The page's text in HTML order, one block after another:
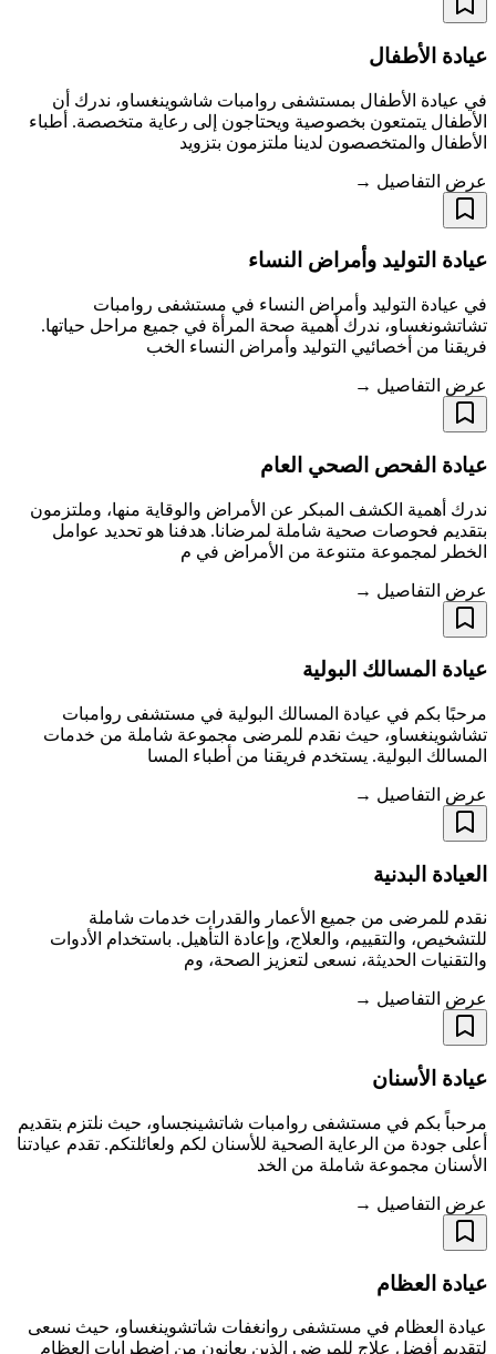
عيادة الأطفال
في عيادة الأطفال بمستشفى روامبات شاشوينغساو، ندرك أن
الأطفال يتمتعون بخصوصية ويحتاجون إلى رعاية متخصصة. أطباء
الأطفال والمتخصصون لدينا ملتزمون بتزويد
عرض التفاصيل →
عيادة التوليد وأمراض النساء
في عيادة التوليد وأمراض النساء في مستشفى روامبات
تشاتشونغساو، ندرك أهمية صحة المرأة في جميع مراحل حياتها.
فريقنا من أخصائيي التوليد وأمراض النساء الخب
عرض التفاصيل →
عيادة الفحص الصحي العام
ندرك أهمية الكشف المبكر عن الأمراض والوقاية منها، وملتزمون
بتقديم فحوصات صحية شاملة لمرضانا. هدفنا هو تحديد عوامل
الخطر لمجموعة متنوعة من الأمراض في م
عرض التفاصيل →
عيادة المسالك البولية
مرحبًا بكم في عيادة المسالك البولية في مستشفى روامبات
تشاشوينغساو، حيث نقدم للمرضى مجموعة شاملة من خدمات
المسالك البولية. يستخدم فريقنا من أطباء المسا
عرض التفاصيل →
العيادة البدنية
نقدم للمرضى من جميع الأعمار والقدرات خدمات شاملة
للتشخيص، والتقييم، والعلاج، وإعادة التأهيل. باستخدام الأدوات
والتقنيات الحديثة، نسعى لتعزيز الصحة، وم
عرض التفاصيل →
عيادة الأسنان
مرحباً بكم في مستشفى روامبات شاتشينجساو، حيث نلتزم بتقديم
أعلى جودة من الرعاية الصحية للأسنان لكم ولعائلتكم. تقدم عيادتنا
الأسنان مجموعة شاملة من الخد
عرض التفاصيل →
عيادة العظام
عيادة العظام في مستشفى روانغفات شاتشوينغساو، حيث نسعى
لتقديم أفضل علاج للمرضى الذين يعانون من اضطرابات العظام